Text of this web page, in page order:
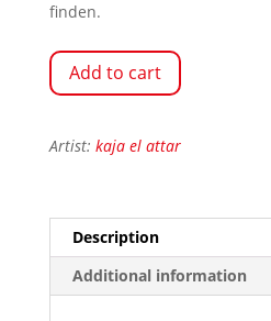
finden.
Add to cart
Artist: kaja el attar
Description
Additional information